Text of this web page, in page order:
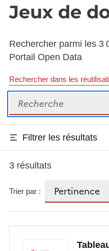
Jeux de
Rechercher parmi les 3
Portail Open Data
Rechercher dans les
Recherche
Filtrer les résultats
3 résultats
Trier par :